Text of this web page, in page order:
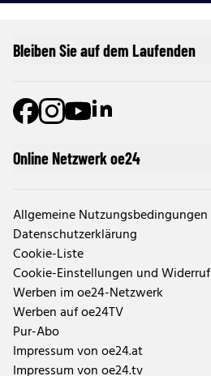
Online Netzwerk oe24
Allgemeine Nutzungsbedingungen
Datenschutzerklärung
Cookie-Liste
Cookie-Einstellungen und Widerruf
Werben im oe24-Netzwerk
Werben auf oe24TV
Pur-Abo
Impressum von oe24.at
Impressum von oe24.tv
Bleiben Sie auf dem Laufenden